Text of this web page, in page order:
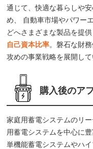
通じて、快適な暮らしや
め、 自動車市場やパワー
どへさまざまな製品を提
自己資本比率。磐石な財
攻めの事業戦略を展開して
購入後のア
家庭用蓄電システムのリ
用蓄電システムを中心に
単機能蓄電システムやハ